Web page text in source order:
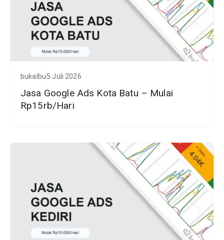
bukalbu5 Juli 2026
Jasa Google Ads Kota Batu – Mulai
Rp15rb/Hari